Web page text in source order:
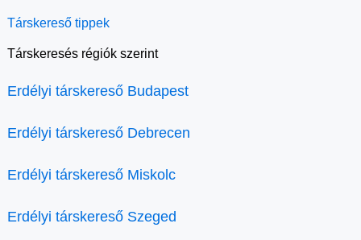
Társkereső tippek
Társkeresés régiók szerint
Erdélyi társkereső Budapest
Erdélyi társkereső Debrecen
Erdélyi társkereső Miskolc
Erdélyi társkereső Szeged